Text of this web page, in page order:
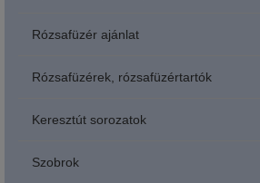
Rózsafüzér ajánlat
Rózsafüzérek, rózsafüzértartók
Keresztút sorozatok
Szobrok